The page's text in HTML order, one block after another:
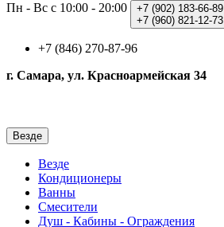
Пн - Вс с 10:00 - 20:00 +7 (902) 183-66-89
+7 (960) 821-12-73
+7 (846) 270-87-96
г. Самара, ул. Красноармейская 34
Везде
Везде
Кондиционеры
Ванны
Смесители
Душ - Кабины - Ограждения